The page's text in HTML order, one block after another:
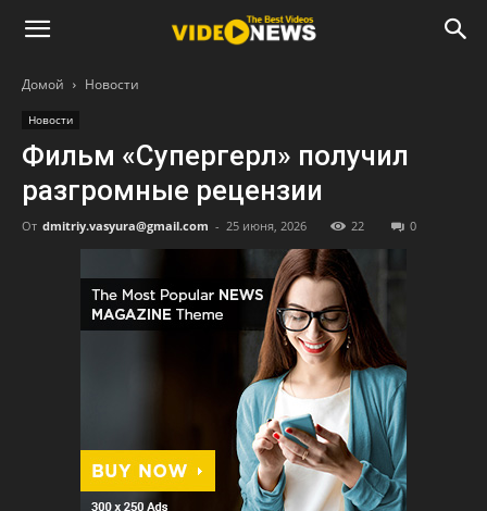
Домой Новости
Новости
Фильм «Супергерл» получил
разгромные рецензии
От dmitriy.vasyura@gmail.com - 25 июня, 2026 22 0